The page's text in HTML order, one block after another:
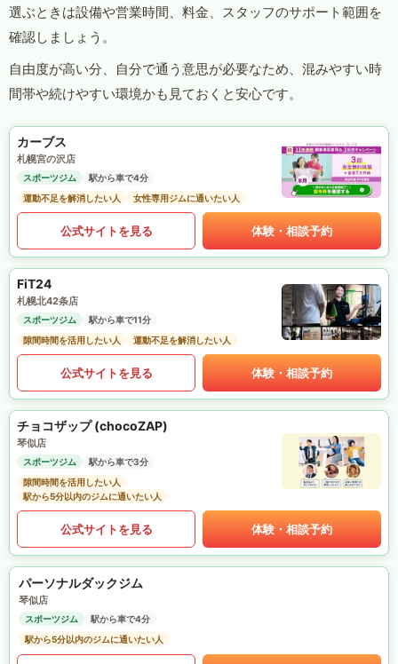
選ぶときは設備や営業時間、料金、スタッフのサポート範囲を
確認しましょう。
自由度が高い分、自分で通う意思が必要なため、混みやすい時
間帯や続けやすい環境かも見ておくと安心です。
カーブス
札幌宮の沢店
スポーツジム
駅から車で4分
運動不足を解消したい人
女性専用ジムに通いたい人
公式サイトを見る 体験・相談予約
FiT24
札幌北42条店
スポーツジム
駅から車で11分
隙間時間を活用したい人
運動不足を解消したい人
公式サイトを見る 体験・相談予約
チョコザップ (chocoZAP)
琴似店
スポーツジム
駅から車で3分
隙間時間を活用したい人
駅から5分以内のジムに通いたい人
公式サイトを見る 体験・相談予約
パーソナルダックジム
琴似店
スポーツジム
駅から車で4分
駅から5分以内のジムに通いたい人